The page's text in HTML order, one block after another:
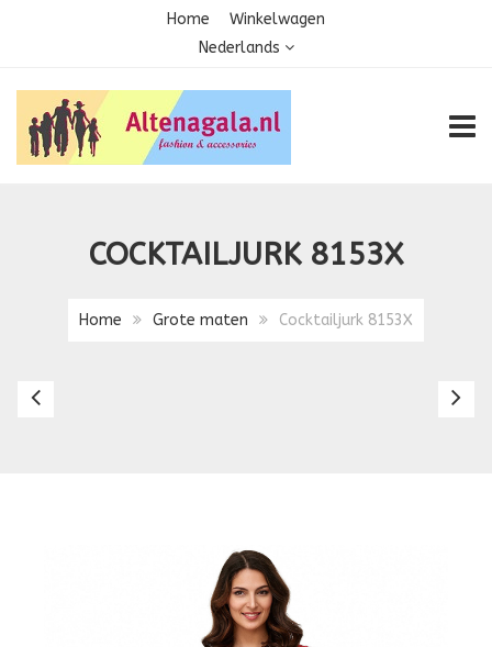
Home
Winkelwagen
Nederlands
COCKTAILJURK 8153X
Home Grote maten Cocktailjurk 8153X
Cocktailjurk